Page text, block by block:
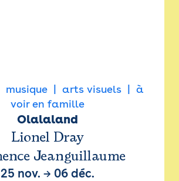
musique arts visuels
à
voir en famille
Olalaland
Lionel Dray
Jeanguillaume
25 nov. → 06 déc.